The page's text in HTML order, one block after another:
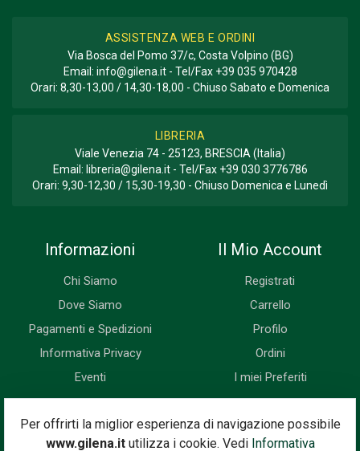
Per offrirti la miglior esperienza di navigazione possibile
www.gilena.itutilizza i cookie. Vedi Informativa
ASSISTENZA WEB E ORDINI
Via Bosca del Pomo 37/c, Costa Volpino (BG)
Email: info@gilena.it- Tel/Fax +39 035 970428
Orari: 8,30-13,00 / 14,30-18,00 - Chiuso Sabato e Domenica
LIBRERIA
Viale Venezia 74 - 25123, BRESCIA (Italia)
Email: libreria@gilena.it- Tel/Fax +39 030 3776786
Orari: 9,30-12,30 / 15,30-19,30 - Chiuso Domenica e Lunedì
Informazioni
Chi Siamo
Dove Siamo
Pagamenti e Spedizioni
Informativa Privacy
Eventi
Il Mio Account
Registrati
Carrello
Profilo
Ordini
I miei Preferiti
Newsletter